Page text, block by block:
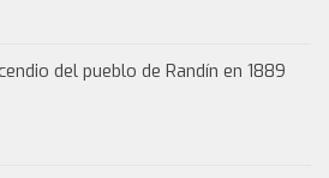
del pueblo de Randín en 1889